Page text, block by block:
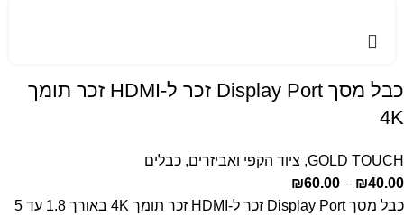
כבל מסך Display Port זכר ל-HDMI זכר תומך
4K
GOLD TOUCH
, ציוד הקפי ואביזרים, כבלים
₪40.00
–
₪60.00
כבל מסך Display Port זכר ל-HDMI זכר תומך 4K באורך 1.8 עד 5